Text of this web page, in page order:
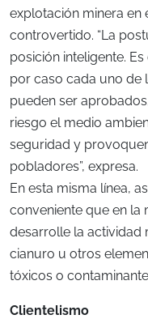
explotación minera en
controvertido. “La
posición inteligente.
por caso cada uno de
pueden ser
riesgo el medio
seguridad y
pobladores”, expresa.
En esta misma línea,
conveniente que en la
desarrolle la actividad
cianuro u otros
tóxicos o
Clientelismo